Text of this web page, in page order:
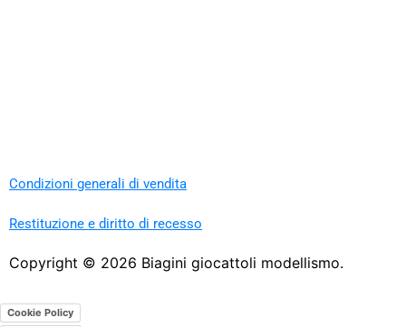
Condizioni generali di vendita
Restituzione e diritto di recesso
Copyright © 2026 Biagini giocattoli modellismo.
Cookie Policy